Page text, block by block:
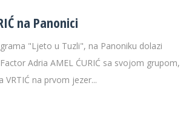
na Panonici
"Ljeto u Tuzli", na Panoniku dolazi
Adria AMEL ĆURIĆ sa svojom grupom,
VRTIĆ na prvom jezer...